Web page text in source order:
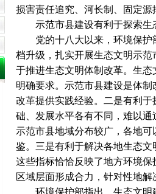
损害责任追究、河长制、固定
示范市县建设有利于探索生
党的十八大以来，环境保护
档升级，扎实开展生态文明示
于推进生态文明体制改革。生
明确要求。示范市县建设是体
改革提供实践经验。二是有利
础、发展水平各有不同，难以
示范市县地域分布较广，各地
鉴。三是有利于解决各地生态
这些指标恰恰反映了地方环境
区域层面形成合力，针对性地
环境保护部指出，生态文明